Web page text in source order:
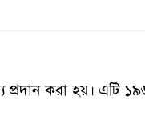
প্রদান করা হয়। এটি